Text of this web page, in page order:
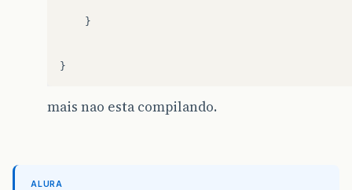
}
}
mais nao esta compilando.
ALURA